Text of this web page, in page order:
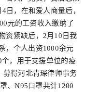
日，在和爱人商量后，
元的工资收入缴纳了
资紧缺后，2月10日我
，个人出资1000余元
，用于支援单位的疫
募得河北青琛律师事务
、N95口罩共计1200